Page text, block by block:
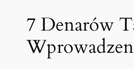
7 Denarów